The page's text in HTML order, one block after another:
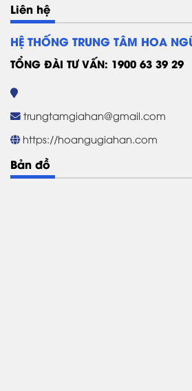
Liên hệ
HỆ THỐNG TRUNG TÂM HOA
TỔNG ĐÀI TƯ VẤN: 1900 63 39 29
trungtamgiahan@gmail.com
https://hoangugiahan.com
Bản đồ